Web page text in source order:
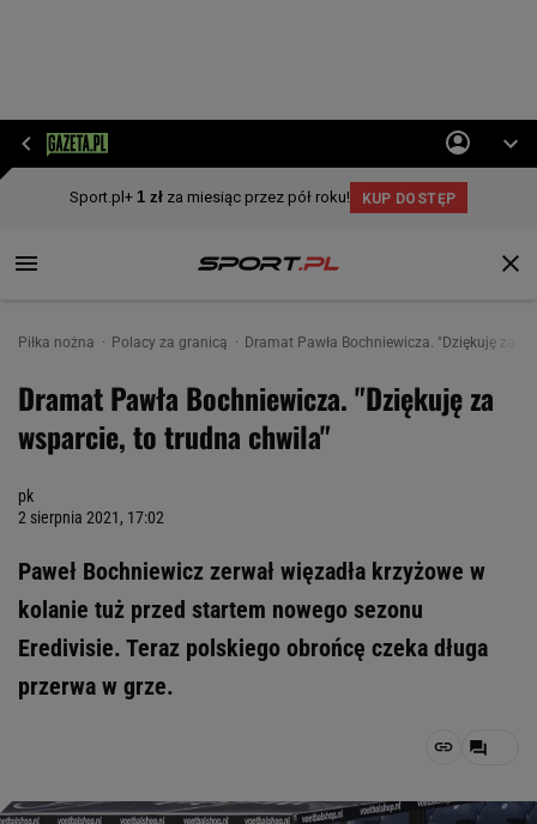
Piłka nożna Polacy za granicą Dramat Pawła Bochniewicza. "Dziękuję za
Dramat Pawła Bochniewicza. "Dziękuję za
wsparcie, to trudna chwila"
pk
2 sierpnia 2021, 17:02
Paweł Bochniewicz zerwał więzadła krzyżowe w
kolanie tuż przed startem nowego sezonu
Eredivisie. Teraz polskiego obrońcę czeka długa
przerwa w grze.